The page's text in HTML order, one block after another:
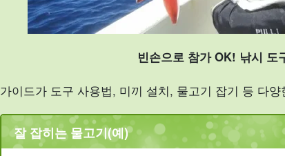
빈손으로 참가 OK! 낚시
가이드가 도구 사용법, 미끼 설치, 물고기 잡기 등 다
잘 잡히는 물고기(예)